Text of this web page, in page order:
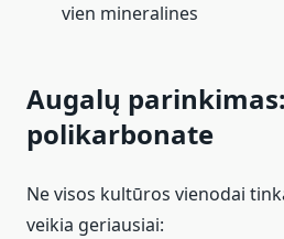
vien mineralines
Augalų
polikarbonate
Ne visos kultūros vienodai
veikia geriausiai: